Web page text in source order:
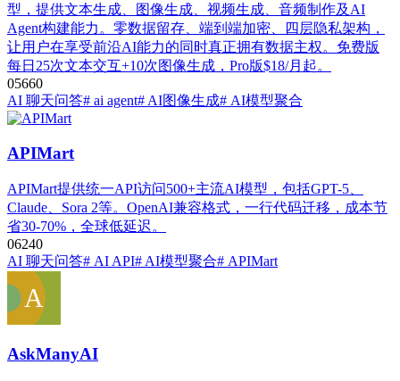
型，提供文本生成、图像生成、视频生成、音频制作及AI
Agent构建能力。零数据留存、端到端加密、四层隐私架构，
让用户在享受前沿AI能力的同时真正拥有数据主权。免费版
每日25次文本交互+10次图像生成，Pro版$18/月起。
05660
AI 聊天问答# ai agent# AI图像生成# AI模型聚合
APIMart
APIMart提供统一API访问500+主流AI模型，包括GPT-5、
Claude、Sora 2等。OpenAI兼容格式，一行代码迁移，成本节
省30-70%，全球低延迟。
06240
AI 聊天问答# AI API# AI模型聚合# APIMart
AskManyAI